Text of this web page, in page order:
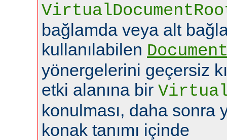
bağlamda veya alt
kullanılabilen
yönergelerini geçersiz
etki alanına bir
konulması, daha sonra
konak tanımı içinde